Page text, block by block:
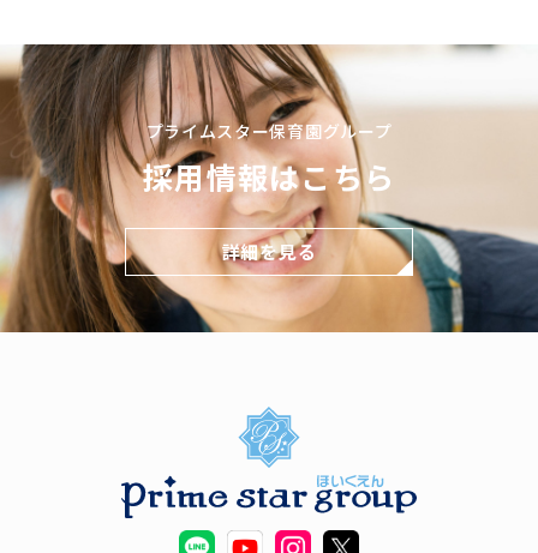
プライムスター保育園グループ
採用情報はこちら
詳細を見る